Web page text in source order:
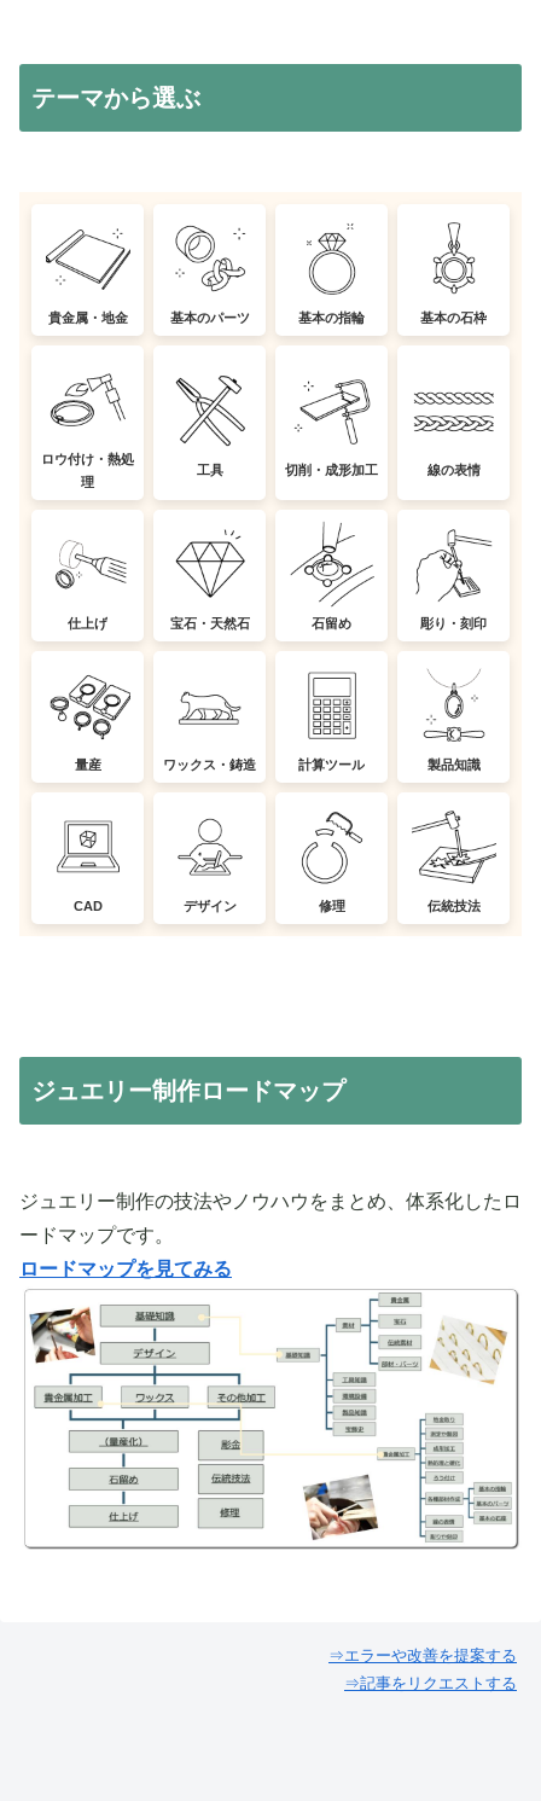
テーマから選ぶ
貴金属・地金 基本のパーツ 基本の指輪 基本の石枠
ロウ付け・熱処
理
工具 切削・成形加工 線の表情
仕上げ 宝石・天然石 石留め 彫り・刻印
量産 ワックス・鋳造 計算ツール 製品知識
CAD デザイン 修理 伝統技法
ジュエリー制作ロードマップ
ジュエリー制作の技法やノウハウをまとめ、体系化したロ
ードマップです。
ロードマップを見てみる
⇒エラーや改善を提案する
⇒記事をリクエストする